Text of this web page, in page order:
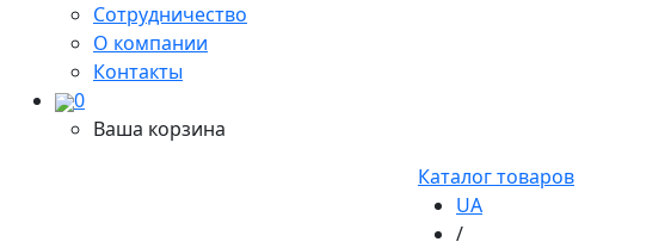
Сотрудничество
О компании
Контакты
0
Ваша корзина
Каталог товаров
UA
/